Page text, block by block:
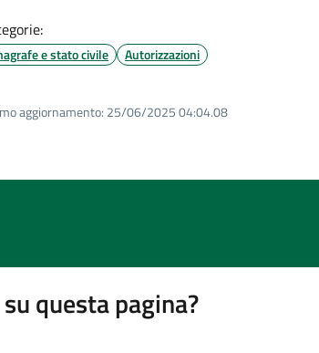
e stato civile Autorizzazioni
aggiornamento: 25/06/2025 04:04.08
questa pagina?